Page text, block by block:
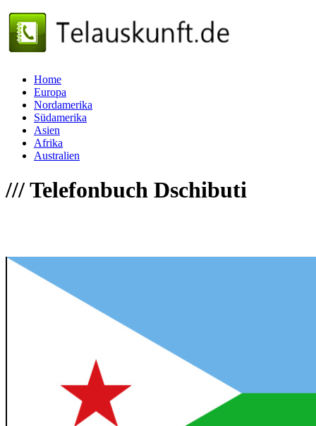
Home
Europa
Nordamerika
Südamerika
Asien
Afrika
Australien
///Telefonbuch Dschibuti